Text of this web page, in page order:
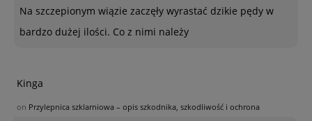
Na szczepionym wiązie zaczęły wyrastać dzikie pędy w
bardzo dużej ilości. Co z nimi należy
Kinga
on Przylepnica szklarniowa – opis szkodnika, szkodliwość i ochrona